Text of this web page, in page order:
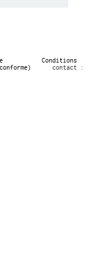
Conditions
contact :